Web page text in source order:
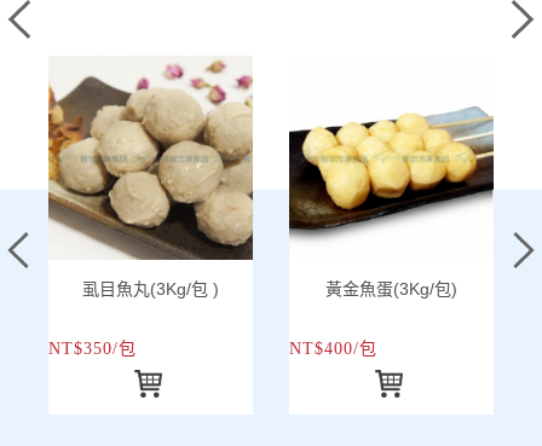
虱目魚丸(3Kg/包 )
NT$350/包
黃金魚蛋(3Kg/包)
NT$400/包